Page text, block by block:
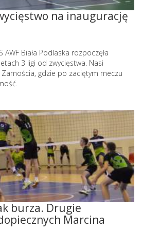
na inaugurację
AWF Biała Podlaska rozpoczęła
3 ligi od zwycięstwa. Nasi
gdzie po zaciętym meczu
burza. Drugie
Marcina